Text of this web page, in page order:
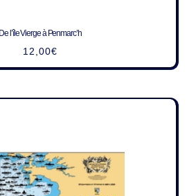
De l’île Vierge à Penmarc’h
12,00€